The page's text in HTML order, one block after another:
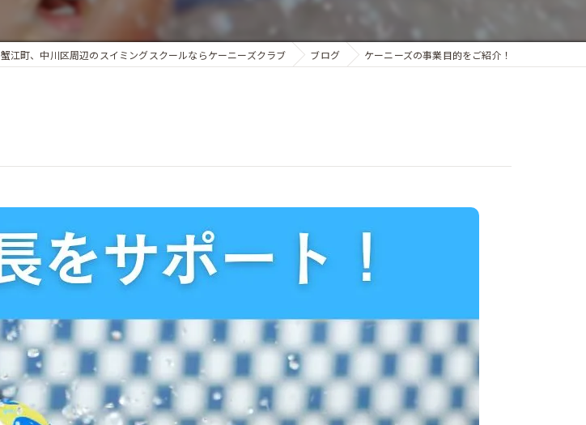
蟹江町、中川区周辺のスイミングスクールならケーニーズクラブ ブログ ケーニーズの事業目的をご紹介！